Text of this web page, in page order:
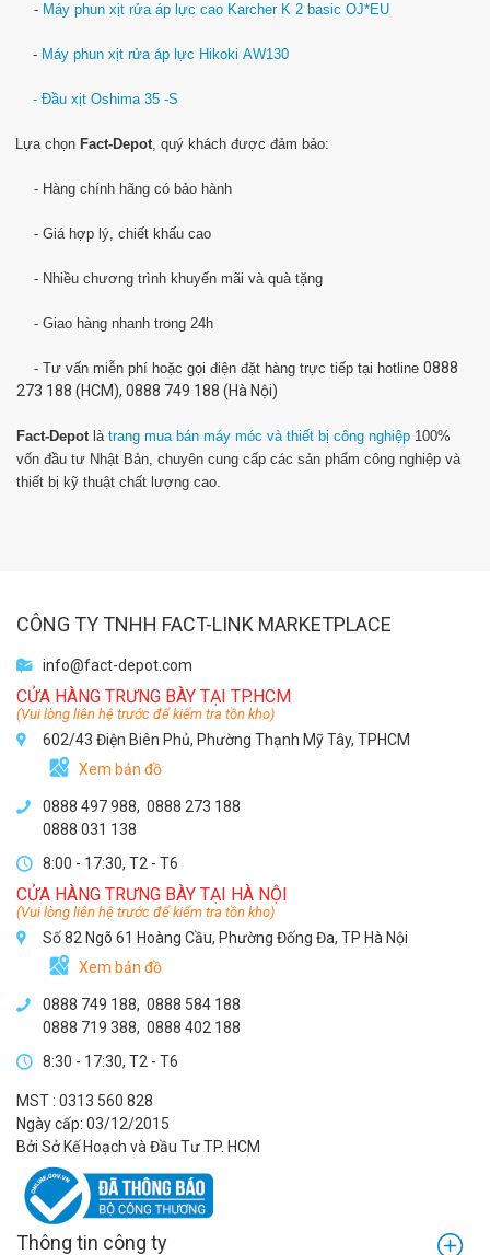
- Máy phun xịt rửa áp lực cao Karcher K 2 basic OJ*EU
- Máy phun xịt rửa áp lực Hikoki AW130
- Đầu xịt Oshima 35 -S
Lựa chọn Fact-Depot, quý khách được đảm bảo:
- Hàng chính hãng có bảo hành
- Giá hợp lý, chiết khấu cao
- Nhiều chương trình khuyến mãi và quà tặng
- Giao hàng nhanh trong 24h
- Tư vấn miễn phí hoặc gọi điện đặt hàng trực tiếp tại hotline 0888
273 188 (HCM), 0888 749 188 (Hà Nội)
Fact-Depot là trang mua bán máy móc và thiết bị công nghiệp 100%
vốn đầu tư Nhật Bản, chuyên cung cấp các sản phẩm công nghiệp và
thiết bị kỹ thuật chất lượng cao.
CÔNG TY TNHH FACT-LINK MARKETPLACE
info@fact-depot.com
CỬA HÀNG TRƯNG BÀY TẠI TP.HCM
(Vui lòng liên hệ trước để kiểm tra tồn kho)
602/43 Điện Biên Phủ, Phường Thạnh Mỹ Tây, TPHCM
Xem bản đồ
0888 497 988, 0888 273 188
0888 031 138
8:00 - 17:30, T2 - T6
CỬA HÀNG TRƯNG BÀY TẠI HÀ NỘI
(Vui lòng liên hệ trước để kiểm tra tồn kho)
Số 82 Ngõ 61 Hoàng Cầu, Phường Đống Đa, TP Hà Nội
Xem bản đồ
0888 749 188, 0888 584 188
0888 719 388, 0888 402 188
8:30 - 17:30, T2 - T6
MST : 0313 560 828
Ngày cấp: 03/12/2015
Bởi Sở Kế Hoạch và Đầu Tư TP. HCM
Thông tin công ty